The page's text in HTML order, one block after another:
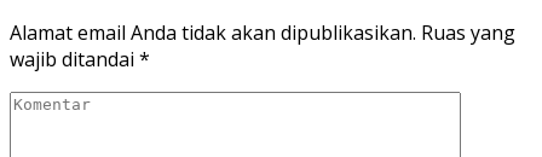
Alamat email Anda tidak akan dipublikasikan. Ruas yang
wajib ditandai *